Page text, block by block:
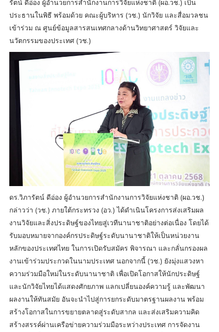
รัตน์ ดีอ่อง ผู้อำนวยการสำนักงานการวิจัยแห่งชาติ (ผอ.วช.) เป็น
ประธานในพิธี พร้อมด้วย คณะผู้บริหาร (วช.) นักวิจัย และสื่อมวลชน
เข้าร่วม ณ ศูนย์ข้อมูลสารสนเทศกลางด้านวิทยาศาสตร์ วิจัยและ
นวัตกรรมของประเทศ (วช.)
ดร.วิภารัตน์ ดีอ่อง ผู้อำนวยการสำนักงานการวิจัยแห่งชาติ (ผอ.วช.)
กล่าวว่า (วช.) ภายใต้กระทรวง (อว.) ได้ดำเนินโครงการส่งเสริมผล
งานวิจัยและสิ่งประดิษฐ์ของไทยสู่เวทีนานาชาติอย่างต่อเนื่อง โดยได้
รับมอบหมายจากองค์กรประดิษฐ์ระดับนานาชาติให้เป็นหน่วยงาน
หลักของประเทศไทย ในการเปิดรับสมัคร พิจารณา และกลั่นกรองผล
งานเข้าร่วมประกวดในนามประเทศ นอกจากนี้ (วช.) ยังมุ่งแสวงหา
ความร่วมมือใหม่ในระดับนานาชาติ เพื่อเปิดโอกาสให้นักประดิษฐ์
และนักวิจัยไทยได้แสดงศักยภาพ แลกเปลี่ยนองค์ความรู้ และพัฒนา
ผลงานให้ทันสมัย อันจะนำไปสู่การยกระดับมาตรฐานผลงาน พร้อม
สร้างโอกาสในการขยายตลาดสู่ระดับสากล และส่งเสริมความคิด
สร้างสรรค์ผ่านเครือข่ายความร่วมมือระหว่างประเทศ การจัดงาน